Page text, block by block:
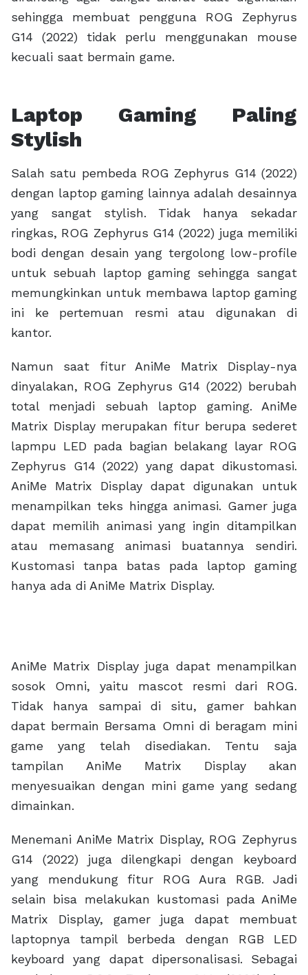
sehingga membuat pengguna ROG Zephyrus
G14 (2022) tidak perlu menggunakan mouse
kecuali saat bermain game.
Laptop Gaming Paling
Stylish
Salah satu pembeda ROG Zephyrus G14 (2022)
dengan laptop gaming lainnya adalah desainnya
yang sangat stylish. Tidak hanya sekadar
ringkas, ROG Zephyrus G14 (2022) juga memiliki
bodi dengan desain yang tergolong low-profile
untuk sebuah laptop gaming sehingga sangat
memungkinkan untuk membawa laptop gaming
ini ke pertemuan resmi atau digunakan di
kantor.
Namun saat fitur AniMe Matrix Display-nya
dinyalakan, ROG Zephyrus G14 (2022) berubah
total menjadi sebuah laptop gaming. AniMe
Matrix Display merupakan fitur berupa sederet
lapmpu LED pada bagian belakang layar ROG
Zephyrus G14 (2022) yang dapat dikustomasi.
AniMe Matrix Display dapat digunakan untuk
menampilkan teks hingga animasi. Gamer juga
dapat memilih animasi yang ingin ditampilkan
atau memasang animasi buatannya sendiri.
Kustomasi tanpa batas pada laptop gaming
hanya ada di AniMe Matrix Display.
AniMe Matrix Display juga dapat menampilkan
sosok Omni, yaitu mascot resmi dari ROG.
Tidak hanya sampai di situ, gamer bahkan
dapat bermain Bersama Omni di beragam mini
game yang telah disediakan. Tentu saja
tampilan AniMe Matrix Display akan
menyesuaikan dengan mini game yang sedang
dimainkan.
Menemani AniMe Matrix Display, ROG Zephyrus
G14 (2022) juga dilengkapi dengan keyboard
yang mendukung fitur ROG Aura RGB. Jadi
selain bisa melakukan kustomasi pada AniMe
Matrix Display, gamer juga dapat membuat
laptopnya tampil berbeda dengan RGB LED
keyboard yang dapat dipersonalisasi. Sebagai